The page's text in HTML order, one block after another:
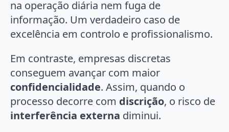
na operação diária nem fuga de
informação. Um verdadeiro caso de
excelência em controlo e profissionalismo.
Em contraste, empresas discretas
conseguem avançar com maior
confidencialidade. Assim, quando o
processo decorre com discrição, o risco de
interferência externa diminui.